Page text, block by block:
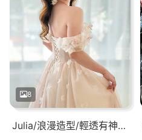
8
Julia/浪漫造型/輕透有神妝感